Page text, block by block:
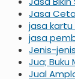
Jasa
jasa
jasa
Jenis-
Jua; Buku
Jual